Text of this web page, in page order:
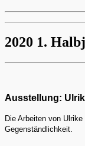
2020 1.
Ausstellung:
Die Arbeiten von
Gegenständlichkeit.